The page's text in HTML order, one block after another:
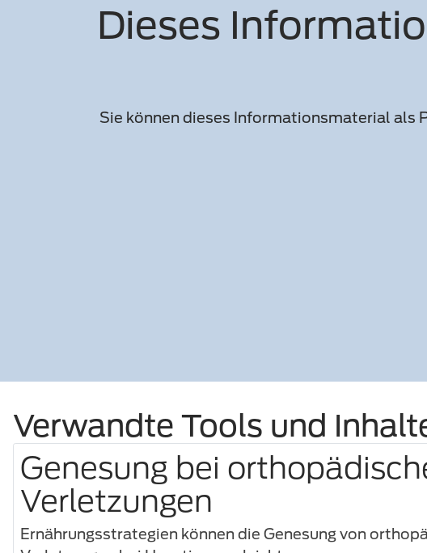
Dieses
Sie können dieses Informationsmaterial als
Verwandte Tools und
Genesung bei
Verletzungen
Ernährungsstrategien können die Genesung von